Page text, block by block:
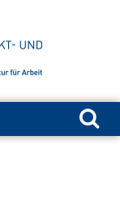
Suchen nach: